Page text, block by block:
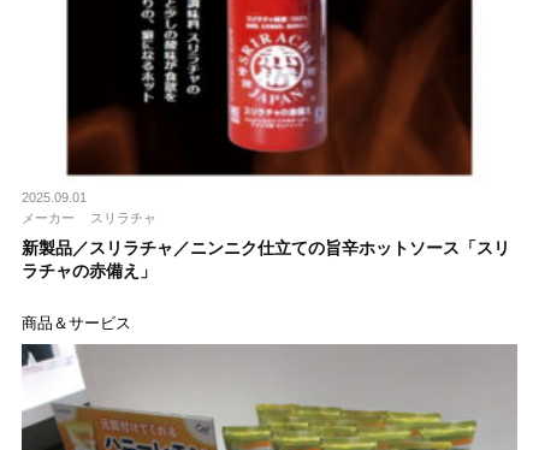
2025.09.01
メーカー
スリラチャ
新製品／スリラチャ／ニンニク仕立ての旨辛ホットソース「スリ
ラチャの赤備え」
商品＆サービス